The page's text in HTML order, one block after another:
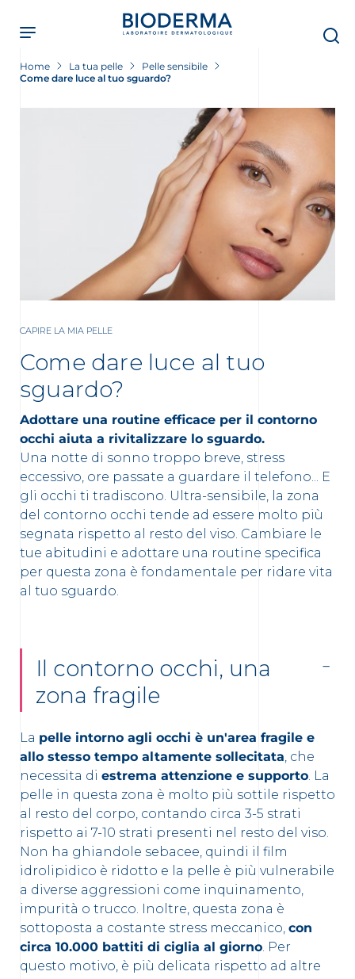
main
content
Home La tua pelle
Pelle sensibile
Come dare luce al tuo sguardo?
CAPIRE LA MIA PELLE
Come dare luce al tuo
sguardo?
Adottare una routine efficace per il contorno
occhi aiuta a rivitalizzare lo sguardo.
Una notte di sonno troppo breve, stress
eccessivo, ore passate a guardare il telefono... E
gli occhi ti tradiscono. Ultra-sensibile, la zona
del contorno occhi tende ad essere molto più
segnata rispetto al resto del viso. Cambiare le
tue abitudini e adottare una routine specifica
per questa zona è fondamentale per ridare vita
al tuo sguardo.
Il contorno occhi, una
zona fragile
La pelle intorno agli occhi è un'area fragile e
allo stesso tempo altamente sollecitata, che
necessita di estrema attenzione e supporto. La
pelle in questa zona è molto più sottile rispetto
al resto del corpo, contando circa 3-5 strati
rispetto ai 7-10 strati presenti nel resto del viso.
Non ha ghiandole sebacee, quindi il film
idrolipidico è ridotto e la pelle è più vulnerabile
a diverse aggressioni come inquinamento,
impurità o trucco. Inoltre, questa zona è
sottoposta a costante stress meccanico, con
circa 10.000 battiti di ciglia al giorno. Per
questo motivo, è più delicata rispetto ad altre